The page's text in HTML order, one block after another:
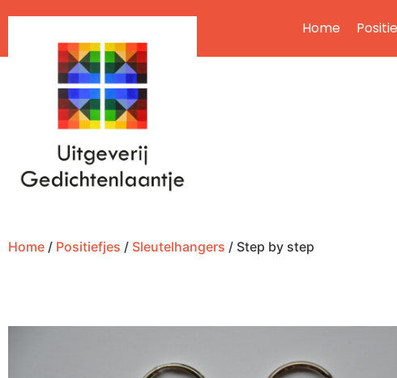
Home
Home / Positiefjes / Sleutelhangers / Step by step